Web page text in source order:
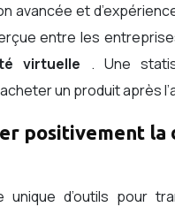
avancée et
entre les
virtuelle . Une
un produit après
positivement la
d’outils pour